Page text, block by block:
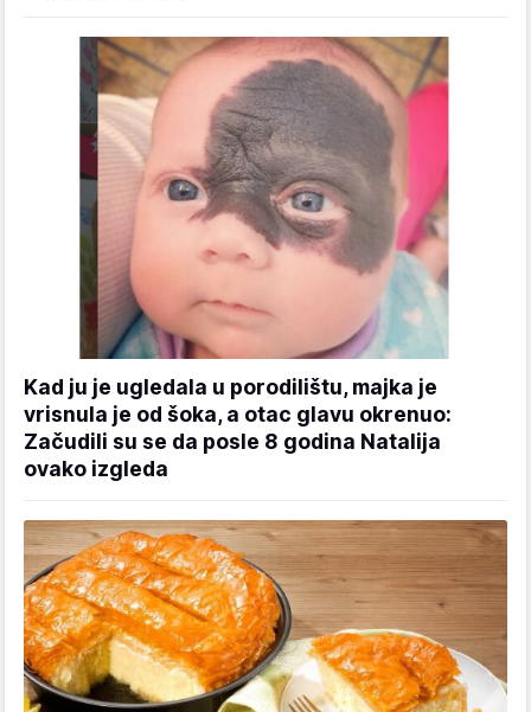
Kad ju je ugledala u porodilištu, majka je
vrisnula je od šoka, a otac glavu okrenuo:
Začudili su se da posle 8 godina Natalija
ovako izgleda